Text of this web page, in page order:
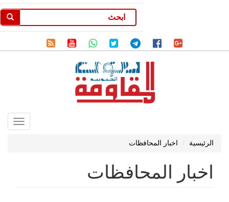
الرئيسية اخبار المحافظات
اخبار المحافظات